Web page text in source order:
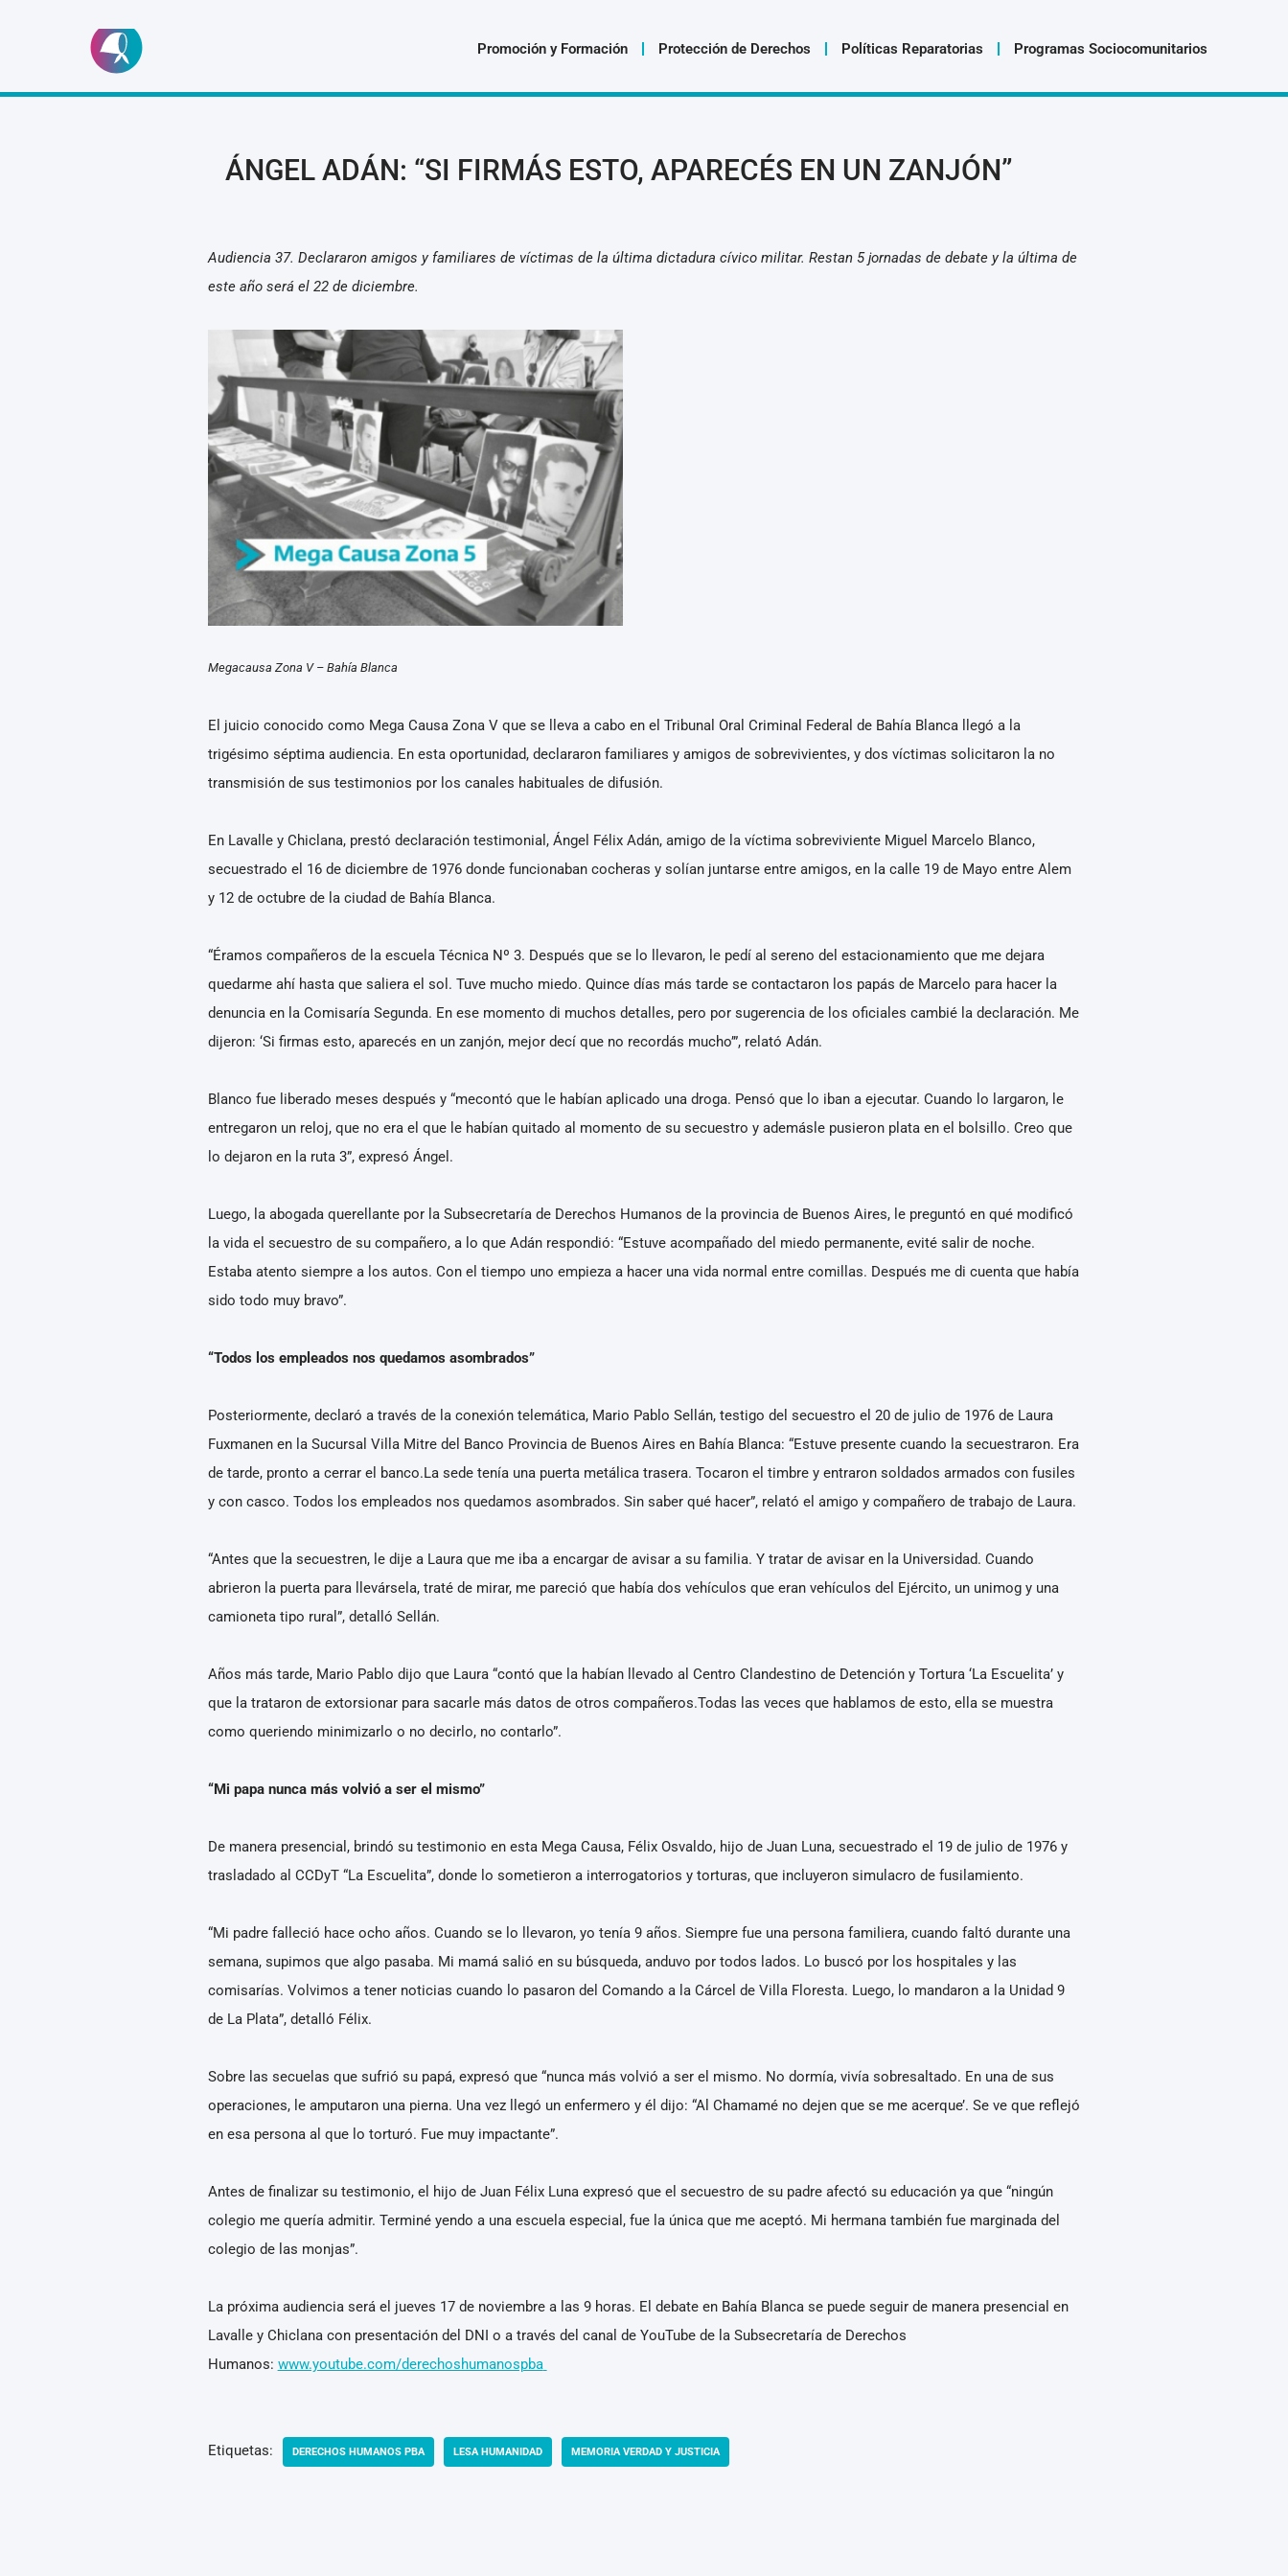
Promoción y Formación Protección de Derechos Políticas Reparatorias Programas Sociocomunitarios
ÁNGEL ADÁN: “SI FIRMÁS ESTO, APARECÉS EN UN ZANJÓN”
Audiencia 37. Declararon amigos y familiares de víctimas de la última dictadura cívico militar. Restan 5 jornadas de debate y la última de
este año será el 22 de diciembre.
Megacausa Zona V – Bahía Blanca
El juicio conocido como Mega Causa Zona V que se lleva a cabo en el Tribunal Oral Criminal Federal de Bahía Blanca llegó a la
trigésimo séptima audiencia. En esta oportunidad, declararon familiares y amigos de sobrevivientes, y dos víctimas solicitaron la no
transmisión de sus testimonios por los canales habituales de difusión.
En Lavalle y Chiclana, prestó declaración testimonial, Ángel Félix Adán, amigo de la víctima sobreviviente Miguel Marcelo Blanco,
secuestrado el 16 de diciembre de 1976 donde funcionaban cocheras y solían juntarse entre amigos, en la calle 19 de Mayo entre Alem
y 12 de octubre de la ciudad de Bahía Blanca.
“Éramos compañeros de la escuela Técnica Nº 3. Después que se lo llevaron, le pedí al sereno del estacionamiento que me dejara
quedarme ahí hasta que saliera el sol. Tuve mucho miedo. Quince días más tarde se contactaron los papás de Marcelo para hacer la
denuncia en la Comisaría Segunda. En ese momento di muchos detalles, pero por sugerencia de los oficiales cambié la declaración. Me
dijeron: ‘Si firmas esto, aparecés en un zanjón, mejor decí que no recordás mucho’”, relató Adán.
Blanco fue liberado meses después y “mecontó que le habían aplicado una droga. Pensó que lo iban a ejecutar. Cuando lo largaron, le
entregaron un reloj, que no era el que le habían quitado al momento de su secuestro y ademásle pusieron plata en el bolsillo. Creo que
lo dejaron en la ruta 3”, expresó Ángel.
Luego, la abogada querellante por la Subsecretaría de Derechos Humanos de la provincia de Buenos Aires, le preguntó en qué modificó
la vida el secuestro de su compañero, a lo que Adán respondió: “Estuve acompañado del miedo permanente, evité salir de noche.
Estaba atento siempre a los autos. Con el tiempo uno empieza a hacer una vida normal entre comillas. Después me di cuenta que había
sido todo muy bravo”.
“Todos los empleados nos quedamos asombrados”
Posteriormente, declaró a través de la conexión telemática, Mario Pablo Sellán, testigo del secuestro el 20 de julio de 1976 de Laura
Fuxmanen en la Sucursal Villa Mitre del Banco Provincia de Buenos Aires en Bahía Blanca: “Estuve presente cuando la secuestraron. Era
de tarde, pronto a cerrar el banco.La sede tenía una puerta metálica trasera. Tocaron el timbre y entraron soldados armados con fusiles
y con casco. Todos los empleados nos quedamos asombrados. Sin saber qué hacer”, relató el amigo y compañero de trabajo de Laura.
“Antes que la secuestren, le dije a Laura que me iba a encargar de avisar a su familia. Y tratar de avisar en la Universidad. Cuando
abrieron la puerta para llevársela, traté de mirar, me pareció que había dos vehículos que eran vehículos del Ejército, un unimog y una
camioneta tipo rural”, detalló Sellán.
Años más tarde, Mario Pablo dijo que Laura “contó que la habían llevado al Centro Clandestino de Detención y Tortura ‘La Escuelita’ y
que la trataron de extorsionar para sacarle más datos de otros compañeros.Todas las veces que hablamos de esto, ella se muestra
como queriendo minimizarlo o no decirlo, no contarlo”.
“Mi papa nunca más volvió a ser el mismo”
De manera presencial, brindó su testimonio en esta Mega Causa, Félix Osvaldo, hijo de Juan Luna, secuestrado el 19 de julio de 1976 y
trasladado al CCDyT “La Escuelita”, donde lo sometieron a interrogatorios y torturas, que incluyeron simulacro de fusilamiento.
“Mi padre falleció hace ocho años. Cuando se lo llevaron, yo tenía 9 años. Siempre fue una persona familiera, cuando faltó durante una
semana, supimos que algo pasaba. Mi mamá salió en su búsqueda, anduvo por todos lados. Lo buscó por los hospitales y las
comisarías. Volvimos a tener noticias cuando lo pasaron del Comando a la Cárcel de Villa Floresta. Luego, lo mandaron a la Unidad 9
de La Plata”, detalló Félix.
Sobre las secuelas que sufrió su papá, expresó que “nunca más volvió a ser el mismo. No dormía, vivía sobresaltado. En una de sus
operaciones, le amputaron una pierna. Una vez llegó un enfermero y él dijo: “Al Chamamé no dejen que se me acerque’. Se ve que reflejó
en esa persona al que lo torturó. Fue muy impactante”.
Antes de finalizar su testimonio, el hijo de Juan Félix Luna expresó que el secuestro de su padre afectó su educación ya que “ningún
colegio me quería admitir. Terminé yendo a una escuela especial, fue la única que me aceptó. Mi hermana también fue marginada del
colegio de las monjas”.
La próxima audiencia será el jueves 17 de noviembre a las 9 horas. El debate en Bahía Blanca se puede seguir de manera presencial en
Lavalle y Chiclana con presentación del DNI o a través del canal de YouTube de la Subsecretaría de Derechos
Humanos: www.youtube.com/derechoshumanospba
Etiquetas: DERECHOS HUMANOS PBA LESA HUMANIDAD MEMORIA VERDAD Y JUSTICIA